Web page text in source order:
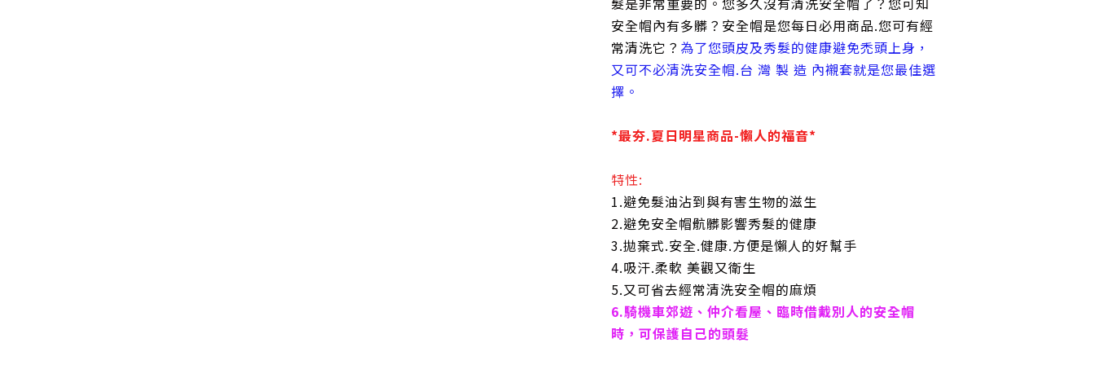
安全帽內有多髒？安全帽是您每日必用商品.您可有經
常清洗它？ 為了您頭皮及秀髮的健康避免禿頭上身，
又可不必清洗安全帽.台 灣 製 造 內襯套就是您最佳選
擇。
*最夯.夏日明星商品-懶人的福音*
特性:
1.避免髮油沾到與有害生物的滋生
2.避免安全帽骯髒影響秀髮的健康
3.拋棄式.安全.健康.方便是懶人的好幫手
4.吸汗.柔軟 美觀又衛生
5.又可省去經常清洗安全帽的麻煩
6.騎機車郊遊、仲介看屋、臨時借戴別人的安全帽
時，可保護自己的頭髮